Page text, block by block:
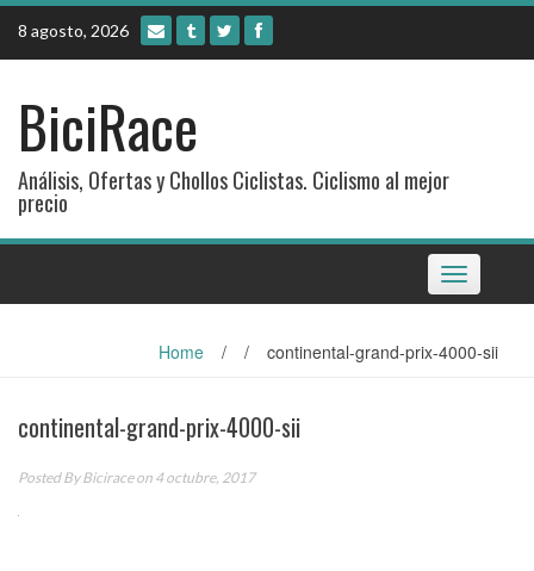
Skip
content
8 agosto, 2026
BiciRace
Análisis, Ofertas y Chollos Ciclistas. Ciclismo al mejor
precio
Toggle
navigation
Home / / continental-grand-prix-4000-sii
continental-grand-prix-4000-sii
Posted ByBiciraceon 4 octubre, 2017